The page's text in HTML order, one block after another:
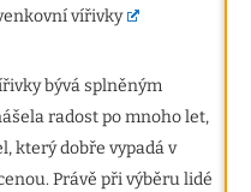
vířivky
bývá splněným
radost po mnoho let,
který dobře vypadá v
Právě při výběru lidé